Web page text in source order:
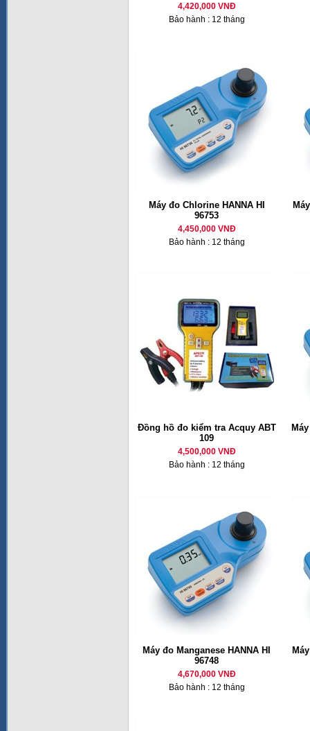
4,420,000 VNĐ
Bảo hành : 12 tháng
Máy đo Chlorine HANNA HI
96753
4,450,000 VNĐ
Bảo hành : 12 tháng
Đồng hồ đo kiểm tra Acquy ABT
109
4,500,000 VNĐ
Bảo hành : 12 tháng
Máy đo Manganese HANNA HI
96748
4,670,000 VNĐ
Bảo hành : 12 tháng